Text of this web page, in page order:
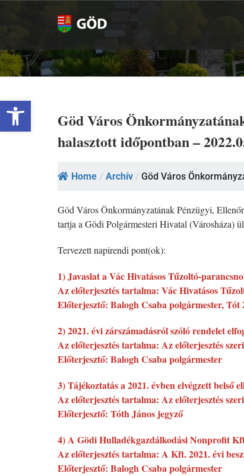
Eszköztár megnyitása
Göd Város
halasztott időpontban –
Home / Archív / Göd Város
Göd Város Önkormányzatának Pénzügyi,
tartja a Gödi Polgármesteri Hivatal (Városháza)
Tervezett napirendi pont(ok):
1) Javaslat a Vác Hivatásos Tűzoltó-
Az előterjesztés tartalma: Vác Hivatásos
Előterjesztő: Balogh Csaba polgármester,
2) 2021. évi zárszámadásról szóló rendelet
Az előterjesztés tartalma: Az előterjesztés
Előterjesztő: Balogh Csaba polgármester
3) Tájékoztatás a 2021. évben elvégzett belső
Az előterjesztés tartalma: Az előterjesztés
Előterjesztő: Tóth János jegyző
4) A Gödi Hulladékgazdálkodási Nonprofit
Az előterjesztés tartalma: A Kft. 2021. évi
Előterjesztő: Balogh Csaba polgármester